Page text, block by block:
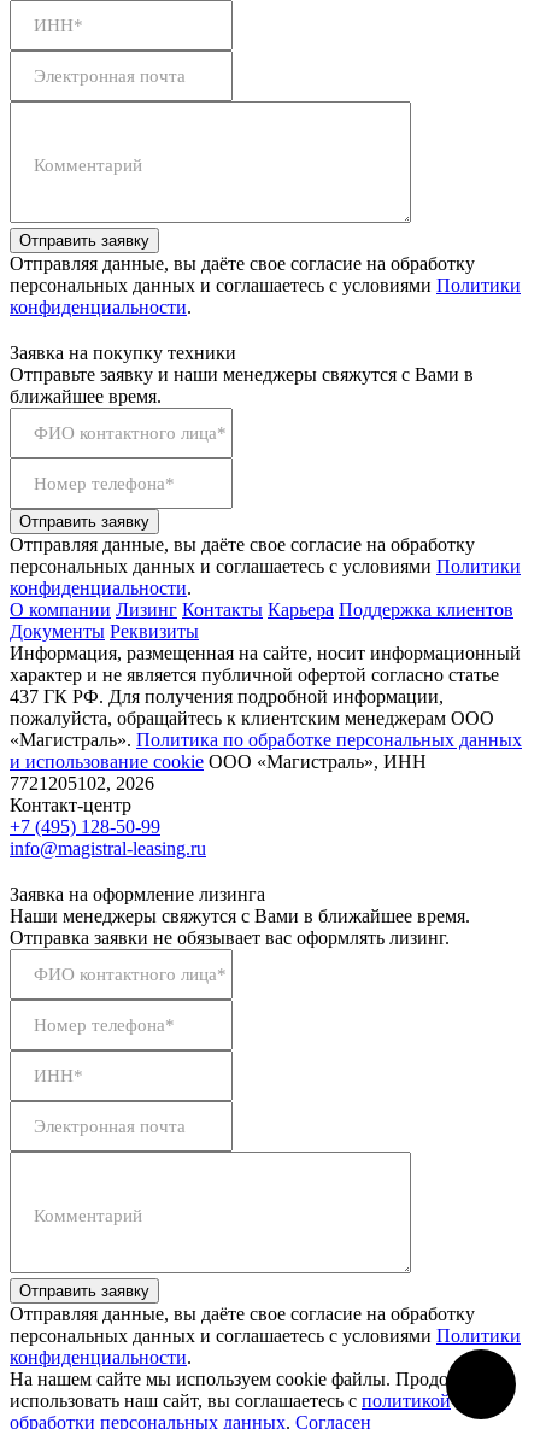
ИНН*
Электронная почта
Комментарий
Отправить заявку
Отправляя данные, вы даёте свое согласие на обработку
персональных данных и соглашаетесь с условиями Политики
конфиденциальности.
Заявка на покупку техники
Отправьте заявку и наши менеджеры свяжутся с Вами в
ближайшее время.
ФИО контактного лица*
Номер телефона*
Отправить заявку
Отправляя данные, вы даёте свое согласие на обработку
персональных данных и соглашаетесь с условиями Политики
конфиденциальности.
О компании Лизинг Контакты Карьера Поддержка клиентов
Документы Реквизиты
Информация, размещенная на сайте, носит информационный
характер и не является публичной офертой согласно статье
437 ГК РФ. Для получения подробной информации,
пожалуйста, обращайтесь к клиентским менеджерам ООО
«Магистраль». Политика по обработке персональных данных
и использование сookie ООО «Магистраль», ИНН
7721205102, 2026
Контакт-центр
+7 (495) 128-50-99
info@magistral-leasing.ru
Заявка на оформление лизинга
Наши менеджеры свяжутся с Вами в ближайшее время.
Отправка заявки не обязывает вас оформлять лизинг.
ФИО контактного лица*
Номер телефона*
ИНН*
Электронная почта
Комментарий
Отправить заявку
Отправляя данные, вы даёте свое согласие на обработку
персональных данных и соглашаетесь с условиями Политики
конфиденциальности.
На нашем сайте мы используем cookie файлы. Продолжая
использовать наш сайт, вы соглашаетесь с политикой
обработки персональных данных. Согласен